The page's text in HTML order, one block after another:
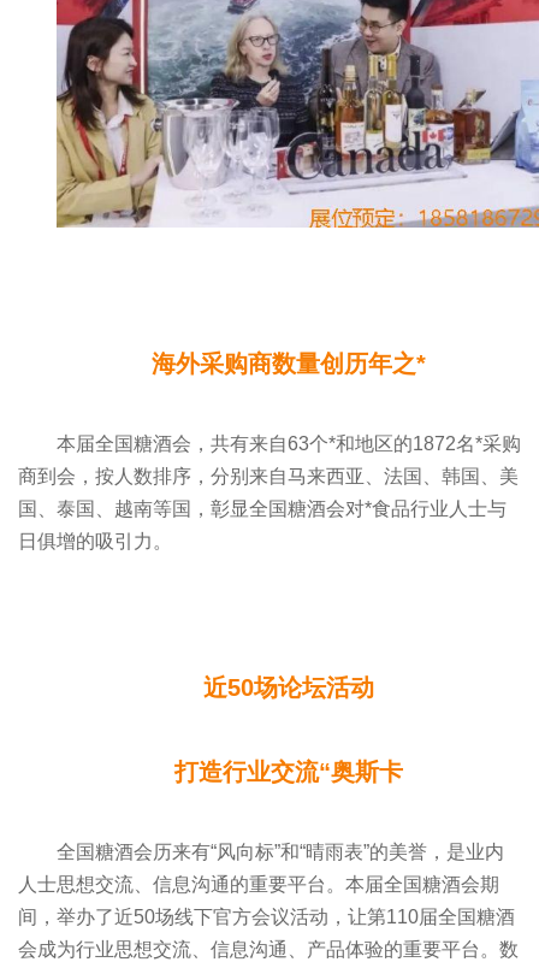
海外采购商数量创历年之*
本届全国糖酒会，共有来自63个*和地区的1872名*采购
商到会，按人数排序，分别来自马来西亚、法国、韩国、美
国、泰国、越南等国，彰显全国糖酒会对*食品行业人士与
日俱增的吸引力。
近50场论坛活动
打造行业交流“奥斯卡
全国糖酒会历来有“风向标”和“晴雨表”的美誉，是业内
人士思想交流、信息沟通的重要平台。本届全国糖酒会期
间，举办了近50场线下官方会议活动，让第110届全国糖酒
会成为行业思想交流、信息沟通、产品体验的重要平台。数